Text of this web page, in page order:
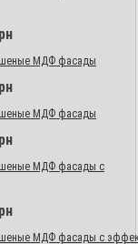
МДФ фасады
МДФ фасады
МДФ фасады с
МДФ фасады с